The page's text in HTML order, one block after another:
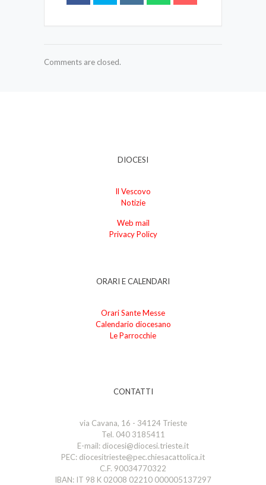
Comments are closed.
DIOCESI
Il Vescovo
Notizie
Web mail
Privacy Policy
ORARI E CALENDARI
Orari Sante Messe
Calendario diocesano
Le Parrocchie
CONTATTI
via Cavana, 16 - 34124 Trieste
Tel. 040 3185411
E-mail: diocesi@diocesi.trieste.it
PEC: diocesitrieste@pec.chiesacattolica.it
C.F. 90034770322
IBAN: IT 98 K 02008 02210 000005137297